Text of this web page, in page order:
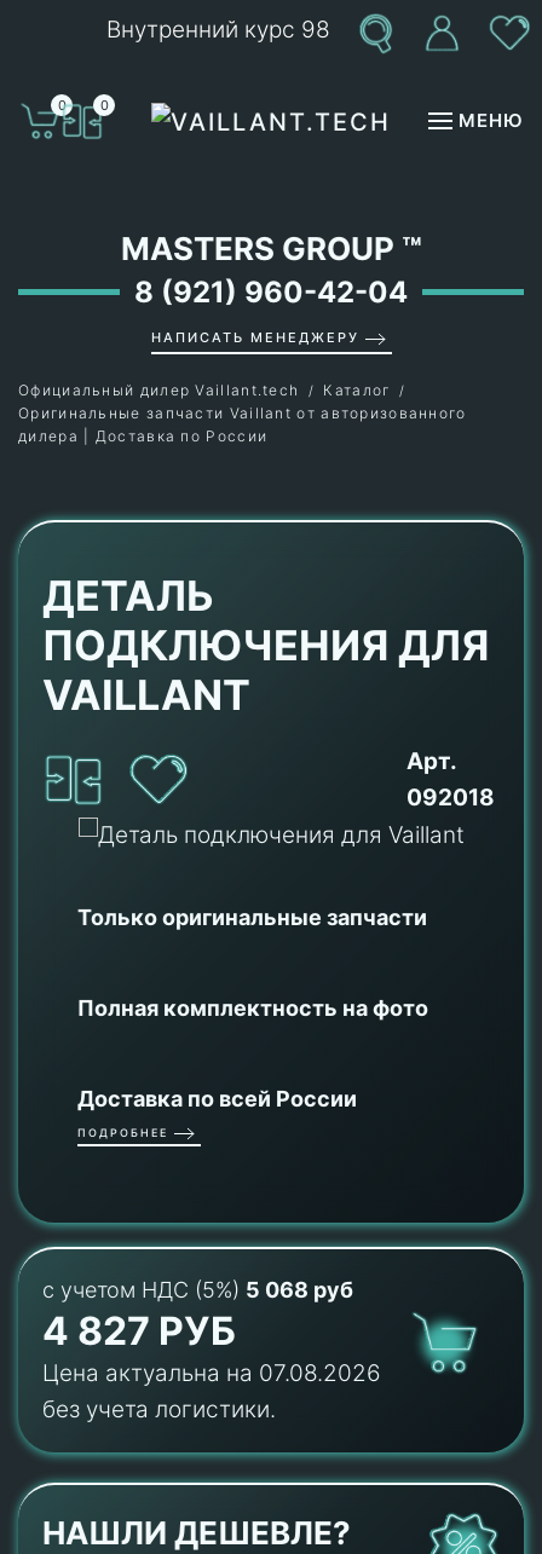
Внутренний курс 98
0 0
МЕНЮ
MASTERS GROUP ™
8 (921) 960-42-04
НАПИСАТЬ МЕНЕДЖЕРУ
Официальный дилер Vaillant.tech
Каталог
Оригинальные запчасти Vaillant от авторизованного
дилера | Доставка по России
ДЕТАЛЬ
ПОДКЛЮЧЕНИЯ ДЛЯ
VAILLANT
Арт.
092018
Только оригинальные запчасти
Полная комплектность на фото
Доставка по всей России
ПОДРОБНЕЕ
с учетом НДС (5%) 5 068 руб
4 827 РУБ
Цена актуальна на 07.08.2026
без учета логистики.
НАШЛИ ДЕШЕВЛЕ?